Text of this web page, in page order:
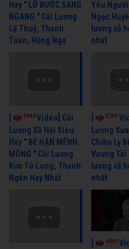
Hay " LỠ BƯỚC SANG
NGANG " Cải Lương
Lệ Thuỷ, Thanh
Tuấn, Hồng Nga
Yêu
Ngọc
lương xã
nhất
5462Video] Cải
Lương Xã Hội Siêu
Hay " BỂ HẬN MÊNH
MÔNG " Cải Lương
Kim Tử Long, Thanh
Ngân Hay Nhất
5739
Lương
Chiều Ly
Vương
lương xã
nhất
6041